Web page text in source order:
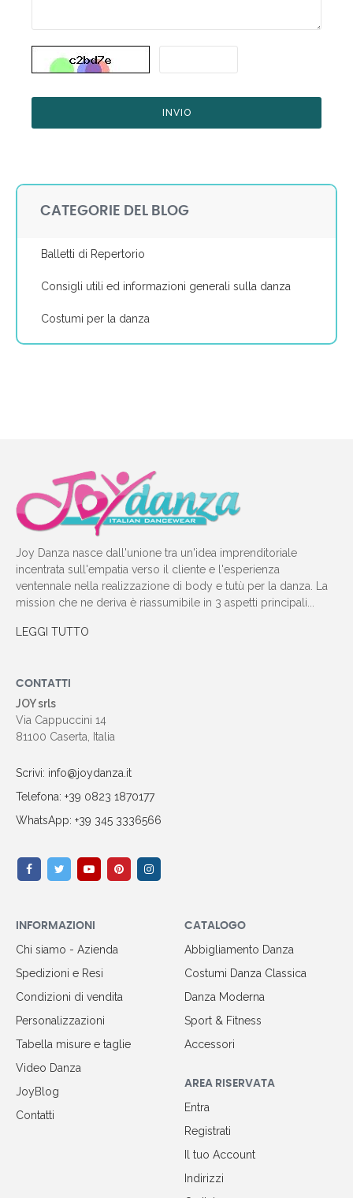
INVIO
CATEGORIE DEL BLOG
Balletti di Repertorio
Consigli utili ed informazioni generali sulla danza
Costumi per la danza
Joy Danza nasce dall'unione tra un'idea imprenditoriale
incentrata sull'empatia verso il cliente e l'esperienza
ventennale nella realizzazione di body e tutù per la danza. La
mission che ne deriva è riassumibile in 3 aspetti principali...
LEGGI TUTTO
CONTATTI
JOY srls
Via Cappuccini 14
81100 Caserta, Italia
Scrivi: info@joydanza.it
Telefona: +39 0823 1870177
WhatsApp: +39 345 3336566
INFORMAZIONI
Chi siamo - Azienda
Spedizioni e Resi
Condizioni di vendita
Personalizzazioni
Tabella misure e taglie
Video Danza
JoyBlog
Contatti
CATALOGO
Abbigliamento Danza
Costumi Danza Classica
Danza Moderna
Sport & Fitness
Accessori
AREA RISERVATA
Entra
Registrati
Il tuo Account
Indirizzi